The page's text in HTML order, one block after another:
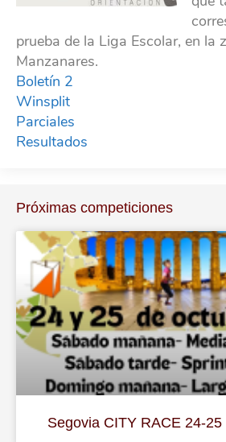
prueba de la Liga Escolar, en la
Manzanares.
Boletín 2
Winsplit
Parciales
Resultados
Próximas competiciones
Segovia CITY RACE 24-